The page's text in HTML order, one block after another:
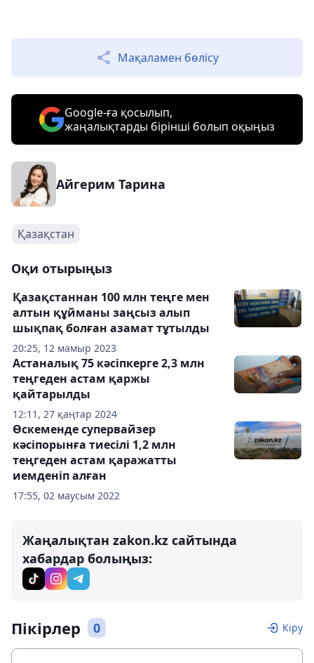
Мақаламен бөлісу
Google-ға қосылып,
жаңалықтарды бірінші болып оқыңыз
Айгерим Тарина
Қазақстан
Оқи отырыңыз
20:25, 12 мамыр 2023
Қазақстаннан 100 млн теңге мен
алтын құйманы заңсыз алып
шықпақ болған азамат тұтылды
12:11, 27 қаңтар 2024
Астаналық 75 кәсіпкерге 2,3 млн
теңгеден астам қаржы
қайтарылды
17:55, 02 маусым 2022
Өскеменде супервайзер
кәсіпорынға тиесілі 1,2 млн
теңгеден астам қаражатты
иемденіп алған
Жаңалықтан zakon.kz сайтында
хабардар болыңыз:
Пікірлер 0 Кіру